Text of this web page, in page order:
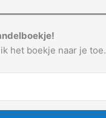
het boekje naar je toe.